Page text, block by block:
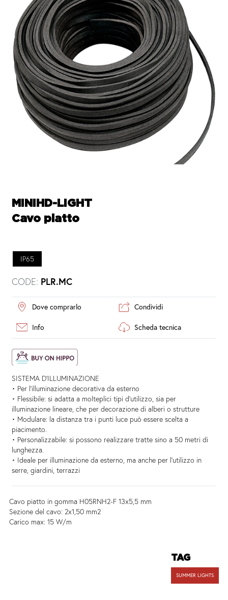
MINIHD-LIGHT
Cavo piatto
IP65
CODE: PLR.MC
Dove comprarlo Condividi
Info Scheda tecnica
SISTEMA D’ILLUMINAZIONE
• Per l’illuminazione decorativa da esterno
• Flessibile: si adatta a molteplici tipi d’utilizzo, sia per
illuminazione lineare, che per decorazione di alberi o strutture
• Modulare: la distanza tra i punti luce può essere scelta a
piacimento.
• Personalizzabile: si possono realizzare tratte sino a 50 metri di
lunghezza.
• Ideale per illuminazione da esterno, ma anche per l’utilizzo in
serre, giardini, terrazzi
Cavo piatto in gomma H05RNH2-F 13x5,5 mm
Sezione del cavo: 2x1,50 mm2
Carico max: 15 W/m
TAG
SUMMER LIGHTS